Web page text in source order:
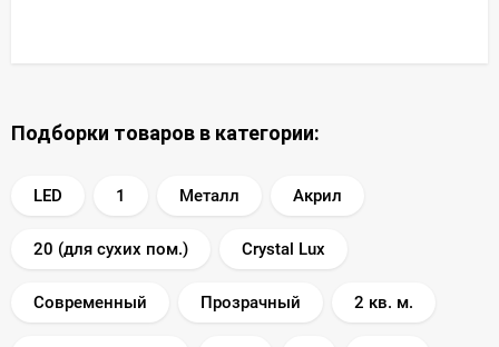
Подборки товаров в категории:
LED 1 Металл Акрил
20 (для сухих пом.) Crystal Lux
Современный Прозрачный 2 кв. м.